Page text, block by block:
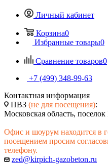
Личный кабинет
Корзина0
Избранные товары0
Сравнение товаров0
+7 (499) 348-99-63
Контактная информация
ПВЗ (не для посещения):
Московская область,
Офис и шоурум находится в
посещением просим
телефону.
zed@kirpich-gazobeton.ru